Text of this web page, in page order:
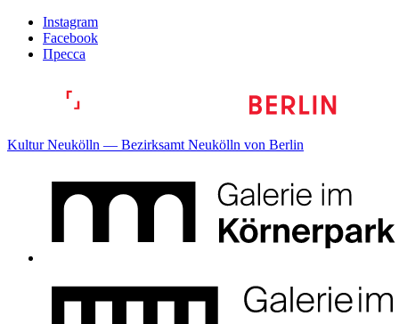
Instagram
Facebook
Пресса
Kultur Neukölln — Bezirksamt Neukölln von Berlin